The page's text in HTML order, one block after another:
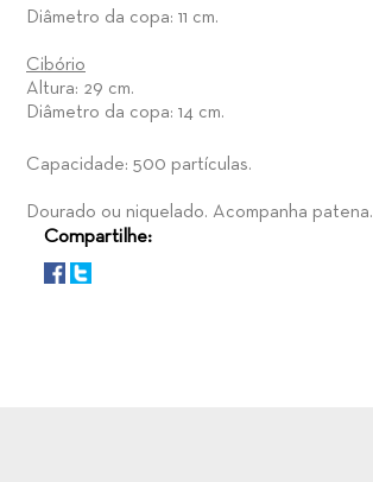
Diâmetro da copa: 11 cm.
Cibório
Altura: 29 cm.
Diâmetro da copa: 14 cm.
Capacidade: 500 partículas.
Dourado ou niquelado. Acompanha patena.
Compartilhe: